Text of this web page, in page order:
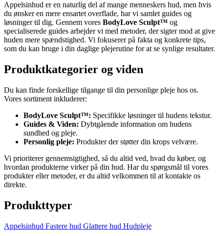
Appelsinhud er en naturlig del af mange menneskers hud, men hvis
du ønsker en mere ensartet overflade, har vi samlet guides og
løsninger til dig. Gennem vores BodyLove Sculpt™ og
specialiserede guides arbejder vi med metoder, der sigter mod at give
huden mere spændstighed. Vi fokuserer på fakta og konkrete tips,
som du kan bruge i din daglige plejerutine for at se synlige resultater.
Produktkategorier og viden
Du kan finde forskellige tilgange til din personlige pleje hos os.
Vores sortiment inkluderer:
BodyLove Sculpt™: Specifikke løsninger til hudens tekstur.
Guides & Viden: Dybtgående information om hudens
sundhed og pleje.
Personlig pleje: Produkter der støtter din krops velvære.
Vi prioriterer gennemsigtighed, så du altid ved, hvad du køber, og
hvordan produkterne virker på din hud. Har du spørgsmål til vores
produkter eller metoder, er du altid velkommen til at kontakte os
direkte.
Produkttyper
Appelsinhud Fastere hud Glattere hud Hudpleje